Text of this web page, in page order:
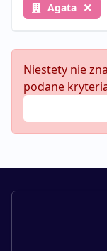
Agata
Niestety nie
podane